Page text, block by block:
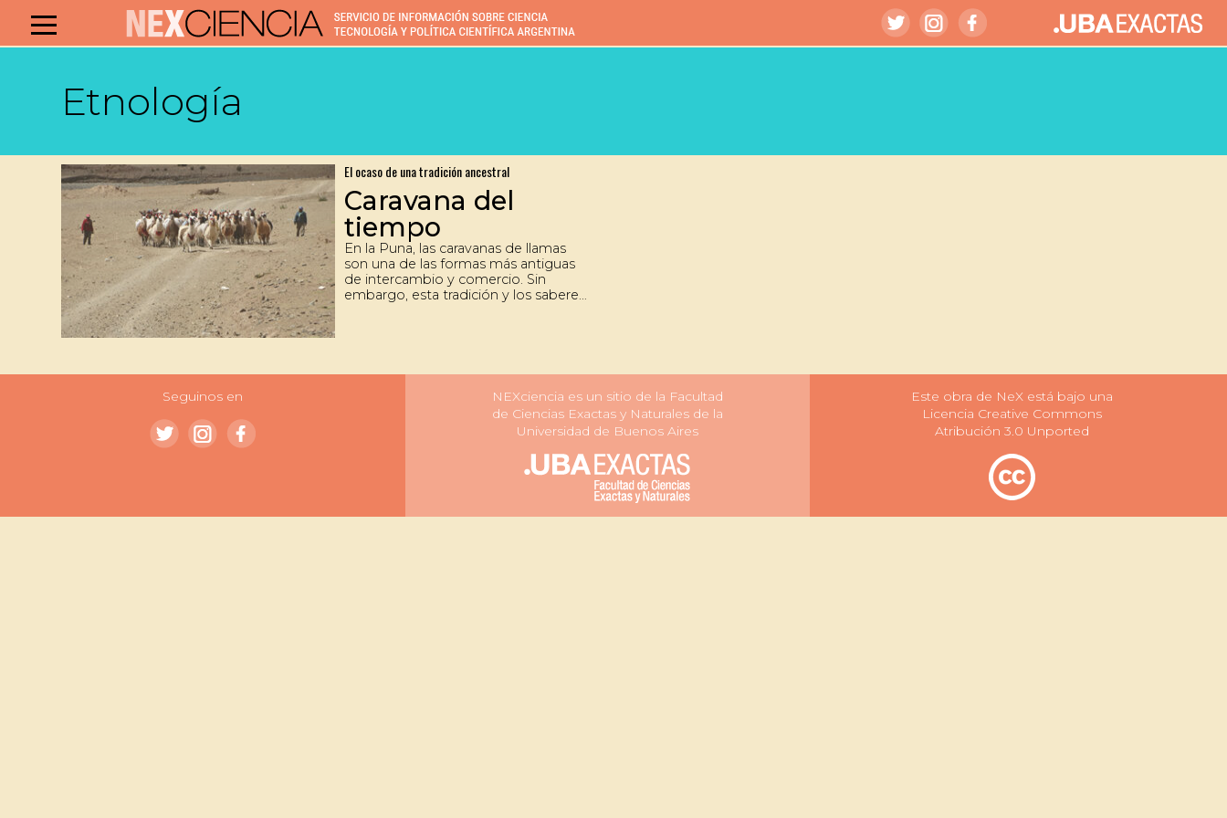
Etnología
El ocaso de una tradición ancestral
Caravana del
tiempo
En la Puna, las caravanas de llamas
son una de las formas más antiguas
de intercambio y comercio. Sin
embargo, esta tradición y los saberes
Seguinos en
NEXciencia es un sitio de la Facultad
de Ciencias Exactas y Naturales de la
Universidad de Buenos Aires
Este obra de NeX está bajo una
Licencia Creative Commons
Atribución 3.0 Unported